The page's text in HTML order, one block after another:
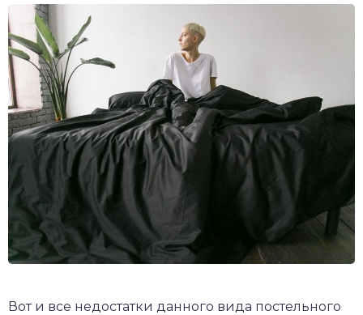
Вот и все недостатки данного вида постельного